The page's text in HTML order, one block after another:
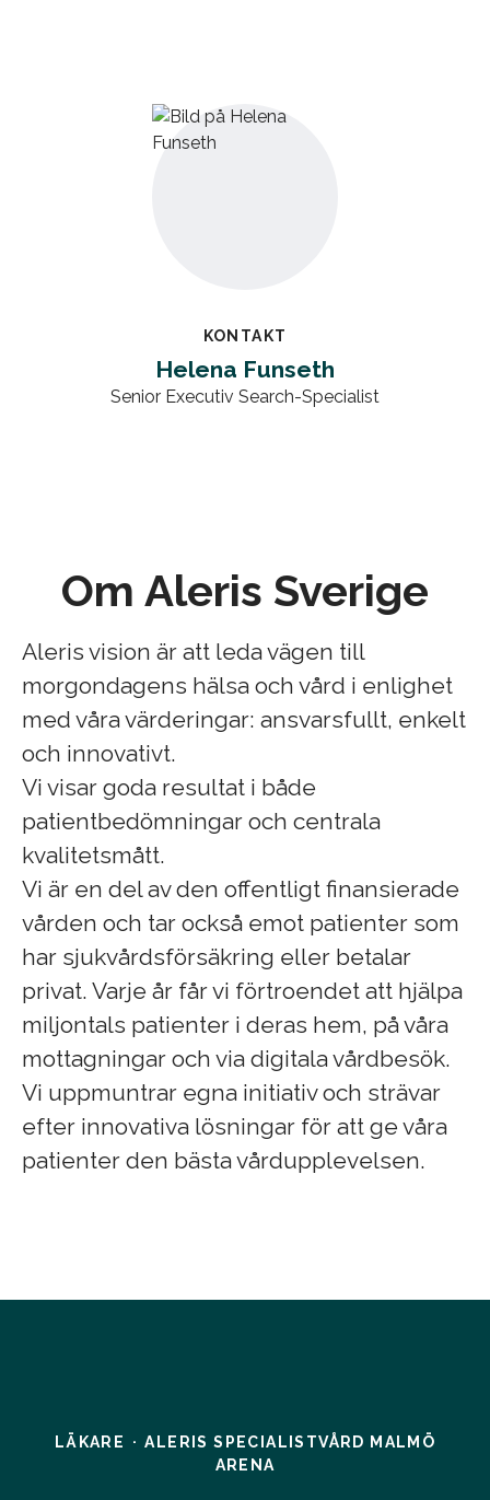
KONTAKT
Helena Funseth
Senior Executiv Search-Specialist
Om Aleris Sverige
Aleris vision är att leda vägen till
morgondagens hälsa och vård i enlighet
med våra värderingar: ansvarsfullt, enkelt
och innovativt.
Vi visar goda resultat i både
patientbedömningar och centrala
kvalitetsmått.
Vi är en del av den offentligt finansierade
vården och tar också emot patienter som
har sjukvårdsförsäkring eller betalar
privat. Varje år får vi förtroendet att hjälpa
miljontals patienter i deras hem, på våra
mottagningar och via digitala vårdbesök.
Vi uppmuntrar egna initiativ och strävar
efter innovativa lösningar för att ge våra
patienter den bästa vårdupplevelsen.
LÄKARE · ALERIS SPECIALISTVÅRD MALMÖ
ARENA